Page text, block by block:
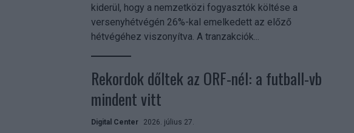
kiderül, hogy a nemzetközi fogyasztók költése a
versenyhétvégén 26%-kal emelkedett az előző
hétvégéhez viszonyítva. A tranzakciók...
Rekordok dőltek az ORF-nél: a futball-vb
mindent vitt
Digital Center 2026. július 27.